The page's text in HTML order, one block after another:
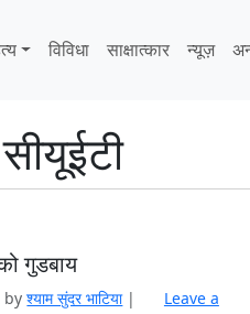
विविधा साक्षात्‍कार न्यूज़
गुडबाय
byश्याम सुंदर भाटिया |
Leave a